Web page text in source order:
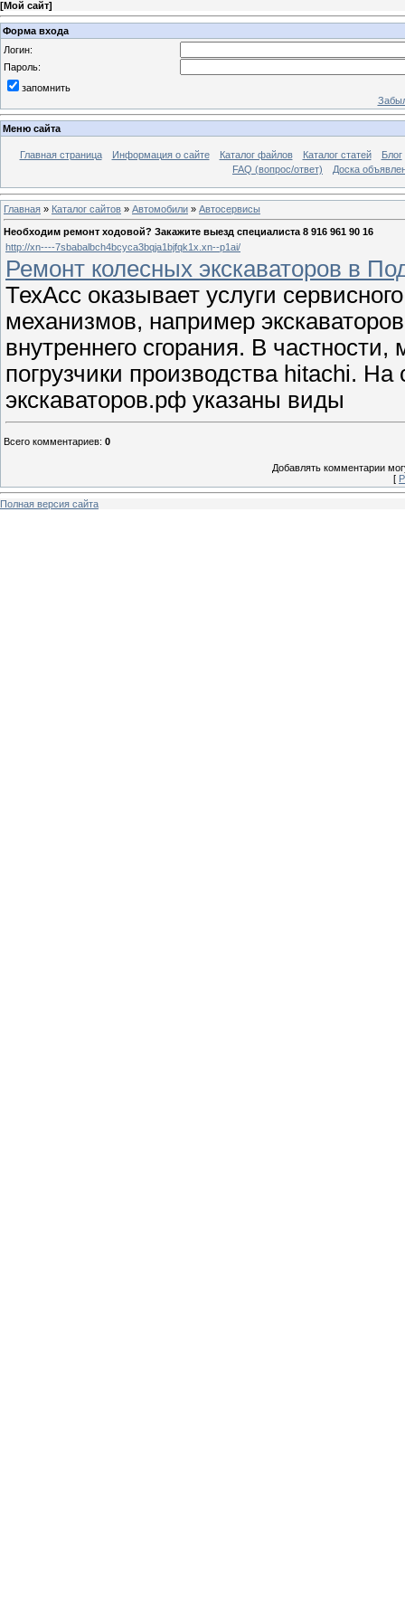
[Мой сайт]
Форма входа
Логин:
Пароль:
запомнить
Меню сайта
Главная страница Информация о сайте Каталог файлов Каталог статей
Блог
FAQ (вопрос/ответ)
Доска
Главная » Каталог сайтов » Автомобили » Автосервисы
Необходим ремонт ходовой? Закажите выезд специалиста 8 916 961 90 16
http://xn----7sbabalbch4bcyca3bqja1bjfqk1x.xn--p1ai/
Ремонт колесных экскаваторов в
ТехАсс оказывает услуги
механизмов, например
внутреннего сгорания. В
погрузчики производства hitachi.
экскаваторов.рф указаны виды
Всего комментариев: 0
Добавлять комментарии
[
Полная версия сайта